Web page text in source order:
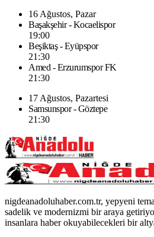
16 Ağustos, Pazar
Başakşehir - Kocaelispor
19:00
Beşiktaş - Eyüpspor
21:30
Amed - Erzurumspor FK
21:30
17 Ağustos, Pazartesi
Samsunspor - Göztepe
21:30
nigdeanadoluhaber.com.tr, yepyeni
sadelik ve modernizmi bir araya
insanlara haber okuyabilecekleri bir